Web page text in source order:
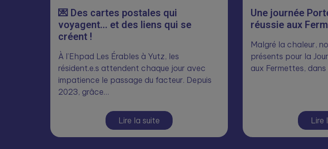
💌 Des cartes postales qui
voyagent… et des liens qui se
créent !
À l’Ehpad Les Érables à Yutz, les
résident.e.s attendent chaque jour avec
impatience le passage du facteur. Depuis
2023, grâce…
Lire la suite
Une journée
réussie aux
Malgré la chaleur,
présents pour la
aux Fermettes,
Lire